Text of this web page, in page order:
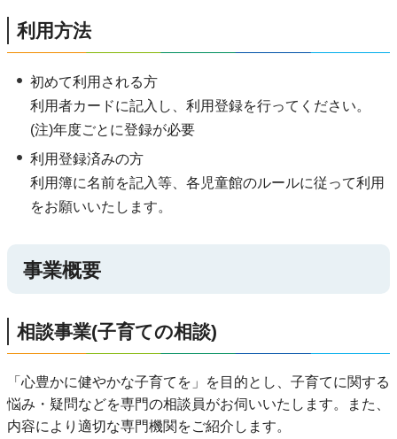
利用方法
初めて利用される方
利用者カードに記入し、利用登録を行ってください。
(注)年度ごとに登録が必要
利用登録済みの方
利用簿に名前を記入等、各児童館のルールに従って利用
をお願いいたします。
事業概要
相談事業(子育ての相談)
「心豊かに健やかな子育てを」を目的とし、子育てに関する
悩み・疑問などを専門の相談員がお伺いいたします。また、
内容により適切な専門機関をご紹介します。